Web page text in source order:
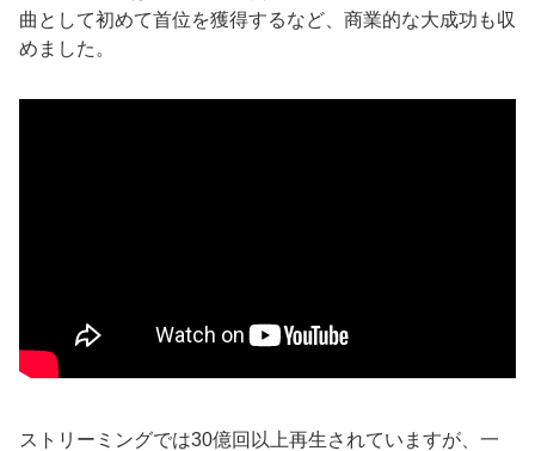
曲として初めて首位を獲得するなど、商業的な大成功も収
めました。
ストリーミングでは30億回以上再生されていますが、一